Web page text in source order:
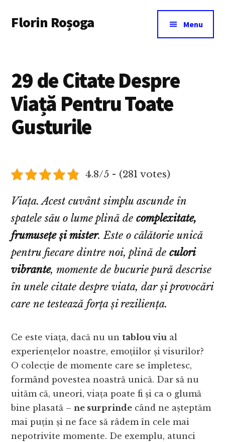
main
menu
Florin Roșoga Menu
29 de Citate Despre
Viață Pentru Toate
Gusturile
4.8/5 - (281 votes)
Viața. Acest cuvânt simplu ascunde în
spatele său o lume plină decomplexitate,
frumusețe și mister. Este o călătorie unică
pentru fiecare dintre noi, plină deculori
vibrante, momente de bucurie pură descrise
în unele citate despre viata, dar și provocări
care ne testează forța și reziliența.
Ce este viața, dacă nu untablou viu al
experiențelor noastre, emoțiilor și visurilor?
O colecție de momente care se împletesc,
formând povestea noastră unică. Dar să nu
uităm că, uneori, viața poate fi și ca o glumă
bine plasată –ne surprinde când ne așteptăm
mai puțin și ne face să râdem în cele mai
nepotrivite momente. De exemplu, atunci